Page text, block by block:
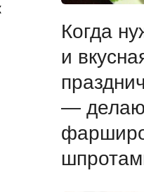
Когда
и
—